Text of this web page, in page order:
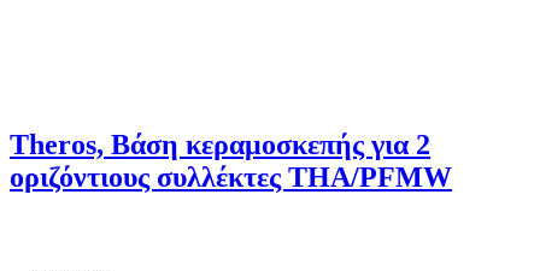
Theros, Βάση κεραμοσκεπής για 2
οριζόντιους συλλέκτες THA/PFMW